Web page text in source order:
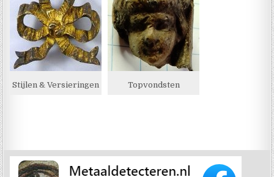
Stijlen & Versieringen Topvondsten